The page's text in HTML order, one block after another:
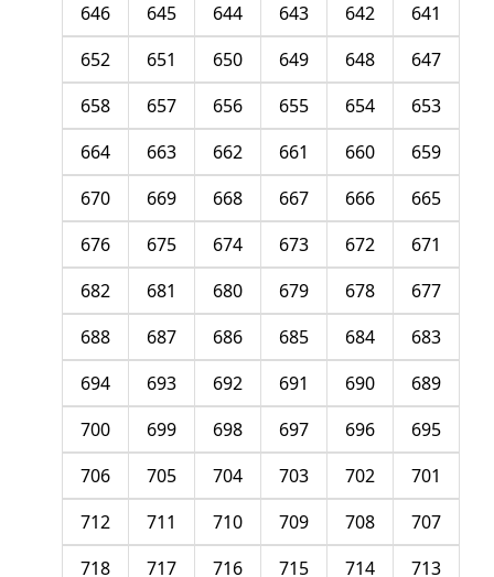
641
642
643
644
645
646
647
648
649
650
651
652
653
654
655
656
657
658
659
660
661
662
663
664
665
666
667
668
669
670
671
672
673
674
675
676
677
678
679
680
681
682
683
684
685
686
687
688
689
690
691
692
693
694
695
696
697
698
699
700
701
702
703
704
705
706
707
708
709
710
711
712
713
714
715
716
717
718